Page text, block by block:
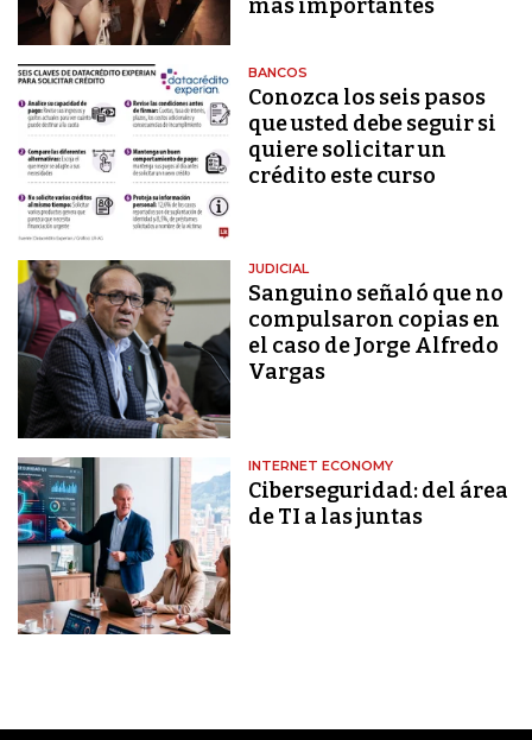
más importantes
BANCOS
Conozca los seis pasos
que usted debe seguir si
quiere solicitar un
crédito este curso
JUDICIAL
Sanguino señaló que no
compulsaron copias en
el caso de Jorge Alfredo
Vargas
INTERNET ECONOMY
Ciberseguridad: del área
de TI a las juntas